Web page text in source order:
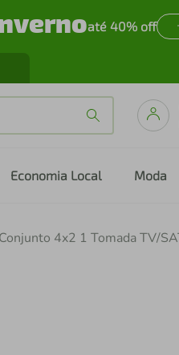
até 40% off
Economia Local Moda